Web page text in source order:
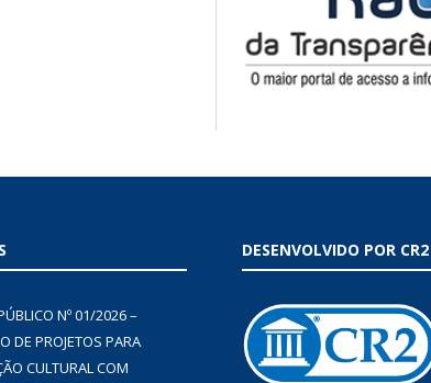
Nº 01/2026 –
DE PROJETOS PARA
CULTURAL COM
DESENVOLVIDO POR CR2